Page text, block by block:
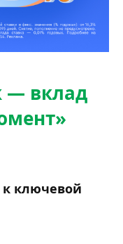
— вклад
к ключевой